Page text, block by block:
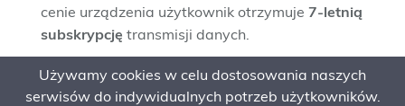
cenie urządzenia użytkownik otrzymuje 7-letnią
subskrypcję transmisji danych.
Używamy cookies w celu dostosowania naszych
serwisów do indywidualnych potrzeb użytkowników.